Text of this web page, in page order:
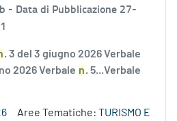
- Data di Pubblicazione 27-
. 3 del 3 giugno 2026 Verbale
2026 Verbale n. 5...Verbale
Aree Tematiche: TURISMO E